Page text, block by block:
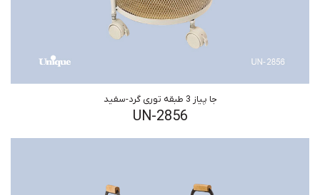
جا پیاز 3 طبقه توری گرد-سفید
UN-2856